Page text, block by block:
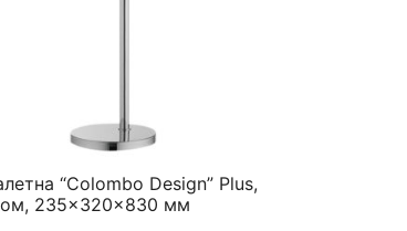
“Colombo Design” Plus,
235×320×830 мм